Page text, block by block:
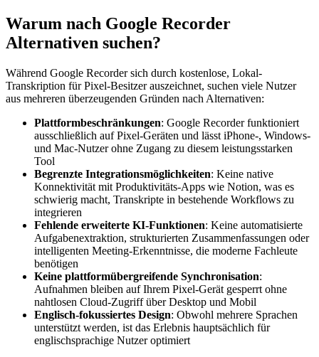
Warum nach Google Recorder
Alternativen suchen?
Während Google Recorder sich durch kostenlose, Lokal-
Transkription für Pixel-Besitzer auszeichnet, suchen viele Nutzer
aus mehreren überzeugenden Gründen nach Alternativen:
Plattformbeschränkungen: Google Recorder funktioniert
ausschließlich auf Pixel-Geräten und lässt iPhone-, Windows-
und Mac-Nutzer ohne Zugang zu diesem leistungsstarken
Tool
Begrenzte Integrationsmöglichkeiten: Keine native
Konnektivität mit Produktivitäts-Apps wie Notion, was es
schwierig macht, Transkripte in bestehende Workflows zu
integrieren
Fehlende erweiterte KI-Funktionen: Keine automatisierte
Aufgabenextraktion, strukturierten Zusammenfassungen oder
intelligenten Meeting-Erkenntnisse, die moderne Fachleute
benötigen
Keine plattformübergreifende Synchronisation:
Aufnahmen bleiben auf Ihrem Pixel-Gerät gesperrt ohne
nahtlosen Cloud-Zugriff über Desktop und Mobil
Englisch-fokussiertes Design: Obwohl mehrere Sprachen
unterstützt werden, ist das Erlebnis hauptsächlich für
englischsprachige Nutzer optimiert